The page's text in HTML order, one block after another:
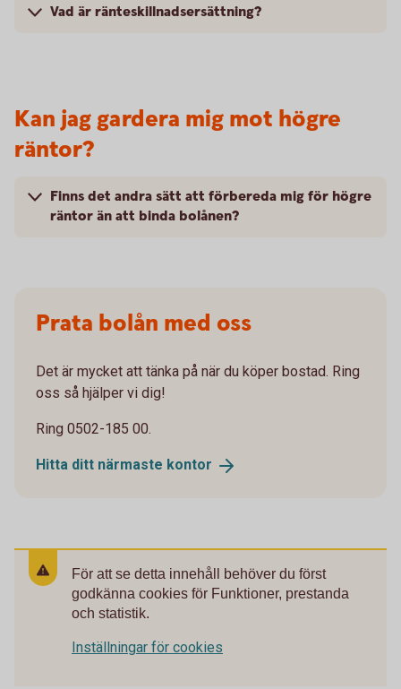
Vad är ränteskillnadsersättning?
Kan jag gardera mig mot högre
räntor?
Finns det andra sätt att förbereda mig för högre
räntor än att binda bolånen?
Prata bolån med oss
Det är mycket att tänka på när du köper bostad. Ring
oss så hjälper vi dig!
Ring 0502-185 00.
Hitta ditt närmaste kontor
För att se detta innehåll behöver du först
godkänna cookies för Funktioner, prestanda
och statistik.
Inställningar för cookies